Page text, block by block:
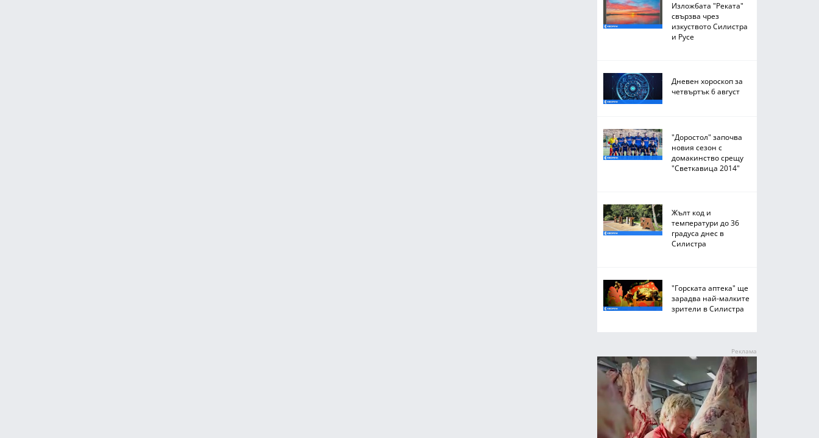
Изложбата "Реката"
свързва чрез
изкуството Силистра
и Русе
Дневен хороскоп за
четвъртък 6 август
"Доростол" започва
новия сезон с
домакинство срещу
"Светкавица 2014"
Жълт код и
температури до 36
градуса днес в
Силистра
"Горската аптека" ще
зарадва най-малките
зрители в Силистра